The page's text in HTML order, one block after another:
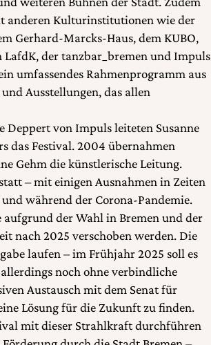
anderen Kulturinstitutionen wie der
Gerhard-Marcks-Haus, dem KUBO,
der tanzbar_bremen und Impuls
umfassendes Rahmenprogramm aus
Ausstellungen, das allen
von Impuls leiteten Susanne
das Festival. 2004 übernahmen
Gehm die künstlerische Leitung.
– mit einigen Ausnahmen in Zeiten
während der Corona-Pandemie.
der Wahl in Bremen und der
nach 2025 verschoben werden. Die
laufen – im Frühjahr 2025 soll es
noch ohne verbindliche
Austausch mit dem Senat für
Lösung für die Zukunft zu finden.
mit dieser Strahlkraft durchführen